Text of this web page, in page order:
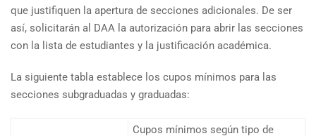
que justifiquen la apertura de secciones adicionales. De ser
así, solicitarán al DAA la autorización para abrir las secciones
con la lista de estudiantes y la justificación académica.
La siguiente tabla establece los cupos mínimos para las
secciones subgraduadas y graduadas:
Cupos mínimos según tipo de